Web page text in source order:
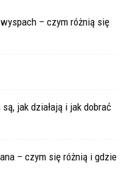
– czym różnią się
jak działają i jak dobrać
– czym się różnią i gdzie